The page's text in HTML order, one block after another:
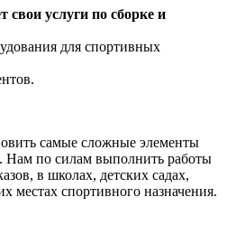
услуги по сборке и
для спортивных
самые сложные элементы
Нам по силам выполнить работы
в школах, детских садах,
местах спортивного назначения.